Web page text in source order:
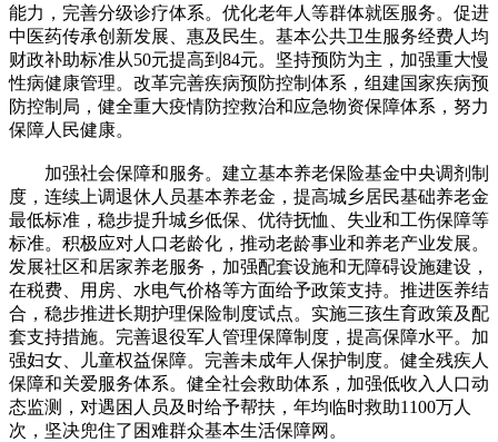
能力，完善分级诊疗体系。优化老年人等群体就医服务。促进
中医药传承创新发展、惠及民生。基本公共卫生服务经费人均
财政补助标准从50元提高到84元。坚持预防为主，加强重大慢
性病健康管理。改革完善疾病预防控制体系，组建国家疾病预
防控制局，健全重大疫情防控救治和应急物资保障体系，努力
保障人民健康。
加强社会保障和服务。建立基本养老保险基金中央调剂制
度，连续上调退休人员基本养老金，提高城乡居民基础养老金
最低标准，稳步提升城乡低保、优待抚恤、失业和工伤保障等
标准。积极应对人口老龄化，推动老龄事业和养老产业发展。
发展社区和居家养老服务，加强配套设施和无障碍设施建设，
在税费、用房、水电气价格等方面给予政策支持。推进医养结
合，稳步推进长期护理保险制度试点。实施三孩生育政策及配
套支持措施。完善退役军人管理保障制度，提高保障水平。加
强妇女、儿童权益保障。完善未成年人保护制度。健全残疾人
保障和关爱服务体系。健全社会救助体系，加强低收入人口动
态监测，对遇困人员及时给予帮扶，年均临时救助1100万人
次，坚决兜住了困难群众基本生活保障网。